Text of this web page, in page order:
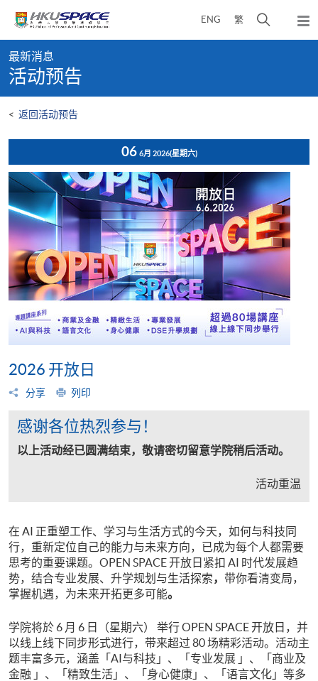
content
ENG 繁
开
弹
出
content
start
最新消息
活动预告
< 返回活动预告
06 6月 2026(星期六)
2026 开放日
分享 列印
感谢各位热烈参与！
以上活动经已圆满结束，敬请密切留意学院稍后活动。
活动重温
在 AI 正重塑工作、学习与生活方式的今天，如何与科技同
行，重新定位自己的能力与未来方向，已成为每个人都需要
思考的重要课题。OPEN SPACE 开放日紧扣 AI 时代发展趋
势，结合专业发展、升学规划与生活探索， 带你看清变局，
掌握机遇，为未来开拓更多可能。
学院将於 6 月 6 日（星期六） 举行 OPEN SPACE 开放日，并
以线上线下同步形式进行，带来超过 80 场精彩活动。活动主
题丰富多元，涵盖「AI与科技」、「专业发展 」、「商业及
金融 」、「精致生活」、「身心健康」、「语言文化」等多